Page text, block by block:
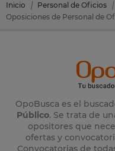
Inicio Personal de Oficios
OpoBusca es el
Público. Se trata de
opositores que
ofertas y
Convocatorias de